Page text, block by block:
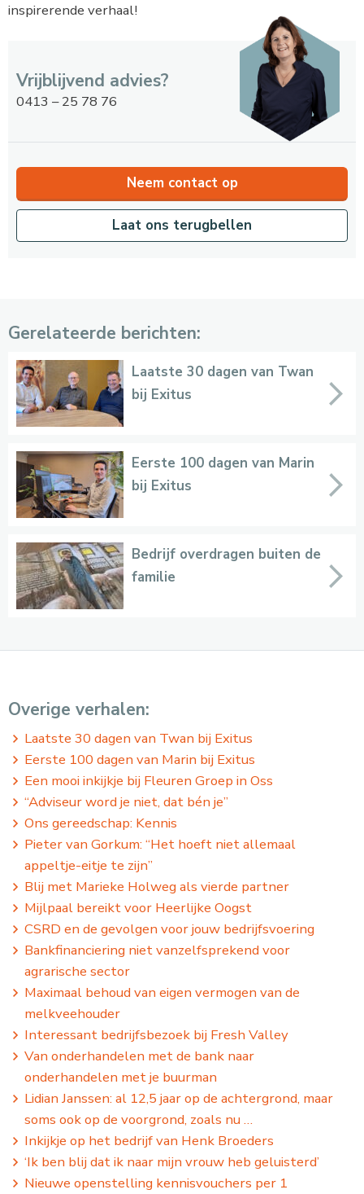
inspirerende verhaal!
Vrijblijvend advies?
0413 – 25 78 76
Neem contact op
Laat ons terugbellen
Gerelateerde berichten:
Laatste 30 dagen van Twan
bij Exitus
Eerste 100 dagen van Marin
bij Exitus
Bedrijf overdragen buiten de
familie
Overige verhalen:
Laatste 30 dagen van Twan bij Exitus
Eerste 100 dagen van Marin bij Exitus
Een mooi inkijkje bij Fleuren Groep in Oss
“Adviseur word je niet, dat bén je”
Ons gereedschap: Kennis
Pieter van Gorkum: “Het hoeft niet allemaal
appeltje-eitje te zijn”
Blij met Marieke Holweg als vierde partner
Mijlpaal bereikt voor Heerlijke Oogst
CSRD en de gevolgen voor jouw bedrijfsvoering
Bankfinanciering niet vanzelfsprekend voor
agrarische sector
Maximaal behoud van eigen vermogen van de
melkveehouder
Interessant bedrijfsbezoek bij Fresh Valley
Van onderhandelen met de bank naar
onderhandelen met je buurman
Lidian Janssen: al 12,5 jaar op de achtergrond, maar
soms ook op de voorgrond, zoals nu …
Inkijkje op het bedrijf van Henk Broeders
‘Ik ben blij dat ik naar mijn vrouw heb geluisterd’
Nieuwe openstelling kennisvouchers per 1